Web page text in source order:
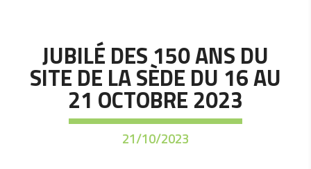
JUBILÉ DES 150 ANS DU
SITE DE LA SÈDE DU 16 AU
21 OCTOBRE 2023
21/10/2023